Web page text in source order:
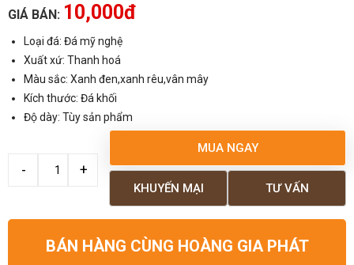
GIÁ BÁN: 10,000đ
Loại đá: Đá mỹ nghệ
Xuất xứ: Thanh hoá
Màu sắc: Xanh đen,xanh rêu,vân mây
Kích thước: Đá khối
Độ dày: Tùy sản phẩm
MUA NGAY
TƯ VẤN
KHUYẾN MẠI
BÁN HÀNG CÙNG HOÀNG GIA PHÁT